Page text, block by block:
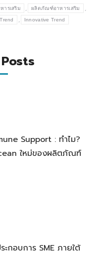
ารเสริม , ผลิตภัณฑ์อาหารเสริม ,
, Innovative Trend
Support : ทำไม?
ใหม่ของผลิตภัณฑ์
กอบการ SME ภายใต้